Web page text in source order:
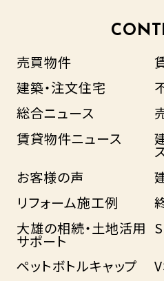
売買物件
建築・注文住宅
総合ニュース
賃貸物件ニュース
お客様の声
リフォーム施工例
大雄の相続・土地活用
サポート
ペットボトルキャップ